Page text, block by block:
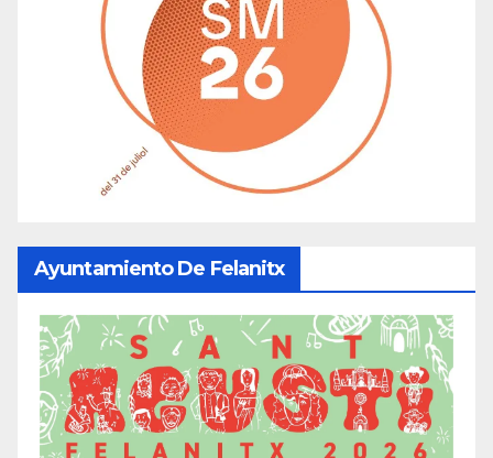
Ayuntamiento De Felanitx